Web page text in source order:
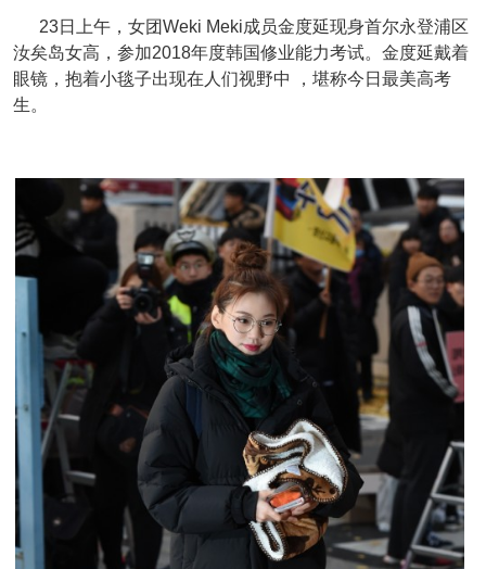
23日上午，女团Weki Meki成员金度延现身首尔永登浦区
汝矣岛女高，参加2018年度韩国修业能力考试。金度延戴着
眼镜，抱着小毯子出现在人们视野中 ，堪称今日最美高考
生。